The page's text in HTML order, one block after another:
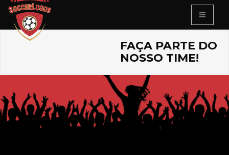
FAÇA PARTE DO
NOSSO TIME!